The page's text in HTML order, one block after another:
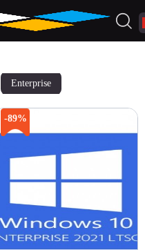
Enterprise
-89%